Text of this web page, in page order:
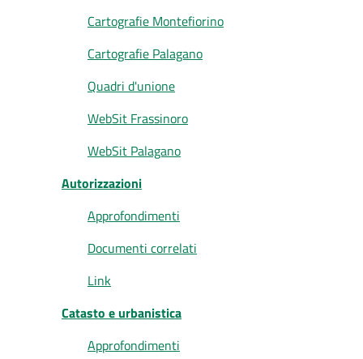
Cartografie Montefiorino
Cartografie Palagano
Quadri d'unione
WebSit Frassinoro
WebSit Palagano
Autorizzazioni
Approfondimenti
Documenti correlati
Link
Catasto e urbanistica
Approfondimenti